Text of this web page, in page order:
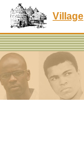
Village